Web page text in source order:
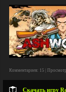
Комментариев: 15 |
Скачать игру